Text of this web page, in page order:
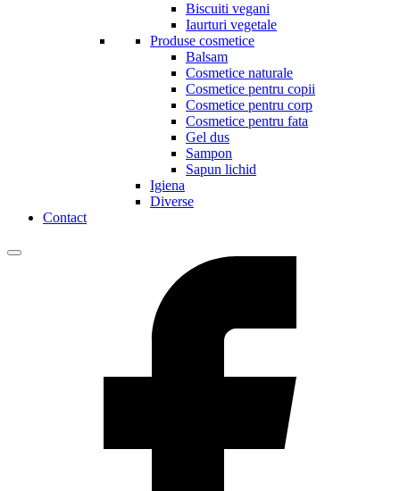
Biscuiti vegani
Iaurturi vegetale
Produse cosmetice
Balsam
Cosmetice naturale
Cosmetice pentru copii
Cosmetice pentru corp
Cosmetice pentru fata
Gel dus
Sampon
Sapun lichid
Igiena
Diverse
Contact